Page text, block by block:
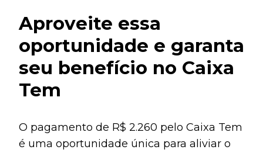
Aproveite essa
oportunidade e garanta
seu benefício no Caixa
Tem
O pagamento de R$ 2.260 pelo Caixa Tem
é uma oportunidade única para aliviar o